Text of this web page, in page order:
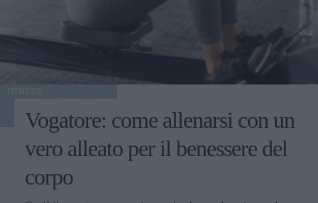
Vogatore: come allenarsi con un
vero alleato per il benessere del
corpo